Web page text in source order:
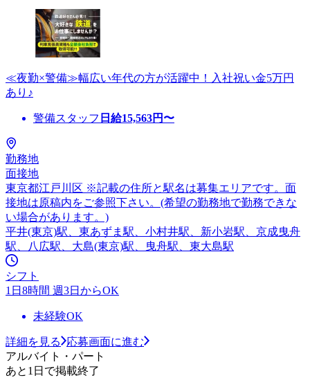
≪夜勤×警備≫幅広い年代の方が活躍中！入社祝い金5万円
あり♪
警備スタッフ 日給15,563円〜
勤務地
面接地
東京都江戸川区 ※記載の住所と駅名は募集エリアです。面
接地は原稿内をご参照下さい。(希望の勤務地で勤務できな
い場合があります。)
平井(東京)駅、東あずま駅、小村井駅、新小岩駅、京成曳舟
駅、八広駅、大島(東京)駅、曳舟駅、東大島駅
シフト
1日8時間 週3日からOK
未経験OK
詳細を見る
応募画面に進む
アルバイト・パート
あと1日で掲載終了